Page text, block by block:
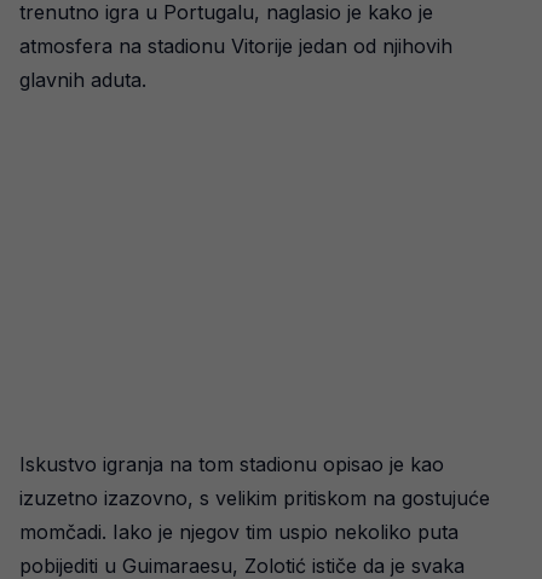
trenutno igra u Portugalu, naglasio je kako je
atmosfera na stadionu Vitorije jedan od njihovih
glavnih aduta.
Iskustvo igranja na tom stadionu opisao je kao
izuzetno izazovno, s velikim pritiskom na gostujuće
momčadi. Iako je njegov tim uspio nekoliko puta
pobijediti u Guimaraesu, Zolotić ističe da je svaka